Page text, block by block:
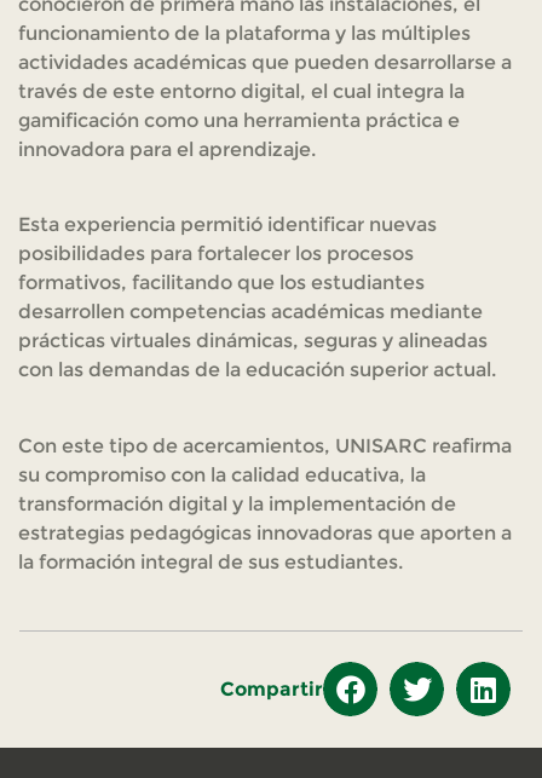
funcionamiento de la plataforma y las múltiples
actividades académicas que pueden desarrollarse a
través de este entorno digital, el cual integra la
gamificación como una herramienta práctica e
innovadora para el aprendizaje.
Esta experiencia permitió identificar nuevas
posibilidades para fortalecer los procesos
formativos, facilitando que los estudiantes
desarrollen competencias académicas mediante
prácticas virtuales dinámicas, seguras y alineadas
con las demandas de la educación superior actual.
Con este tipo de acercamientos, UNISARC reafirma
su compromiso con la calidad educativa, la
transformación digital y la implementación de
estrategias pedagógicas innovadoras que aporten a
la formación integral de sus estudiantes.
Compartir